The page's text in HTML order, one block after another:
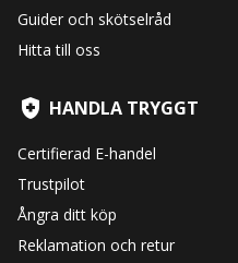
Guider och skötselråd
Hitta till oss
HANDLA TRYGGT
Certifierad E-handel
Trustpilot
Ångra ditt köp
Reklamation och retur